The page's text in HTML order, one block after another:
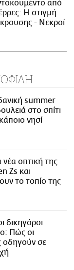
από
Η στιγμή
- Νεκροί
summer
στο σπίτι
νησί
οπτική της
Zs και
το τοπίο της
δικηγόροι
Πώς οι
οδηγούν σε